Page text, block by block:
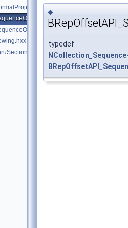
◆
typedef
NCollection_Sequence